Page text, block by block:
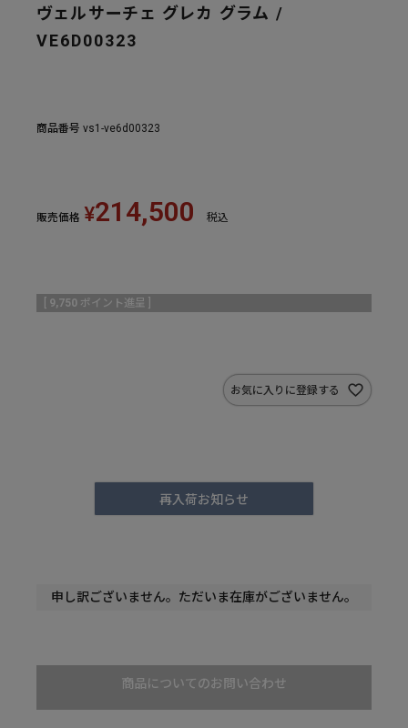
ヴェルサーチェ グレカ グラム /
VE6D00323
商品番号 vs1-ve6d00323
販売価格 ¥214,500 税込
9,750 ポイント進呈 ]
お気に入りに登録する
再入荷お知らせ
申し訳ございません。ただいま在庫がございません。
商品についてのお問い合わせ